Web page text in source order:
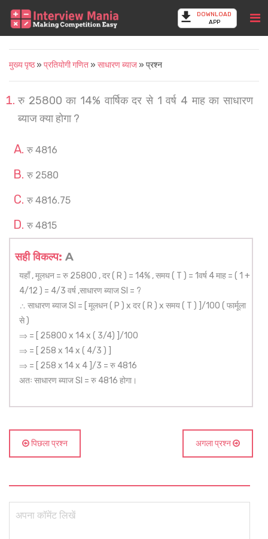
DOWNLOAD
APP
मुख्य पृष्ठ» प्रतियोगी गणित » साधारण ब्याज » प्रश्न
रु 25800 का 14% वार्षिक दर से 1 वर्ष 4 माह का साधारण
ब्याज क्या होगा ?
रु 4816
रु 2580
रु 4816.75
रु 4815
सही विकल्प: A
यहाँ , मूलधन = रु 25800 , दर ( R ) = 14% , समय ( T ) = 1वर्ष 4 माह = ( 1 +
4/12 ) = 4/3 वर्ष ,साधारण ब्याज SI = ?
∴ साधारण ब्याज SI = [ मूलधन ( P ) x दर ( R ) x समय ( T ) ]/100 ( फार्मूला
से )
⇒ = [ 25800 x 14 x ( 3/4) ]/100
⇒ = [ 258 x 14 x ( 4/3 ) ]
⇒ = [ 258 x 14 x 4 ]/3 = रु 4816
अतः साधारण ब्याज SI = रु 4816 होगा।
पिछला प्रश्न अगला प्रश्न